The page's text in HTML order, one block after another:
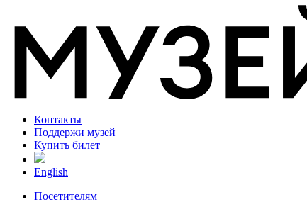
Контакты
Поддержи музей
Купить билет
English
Посетителям